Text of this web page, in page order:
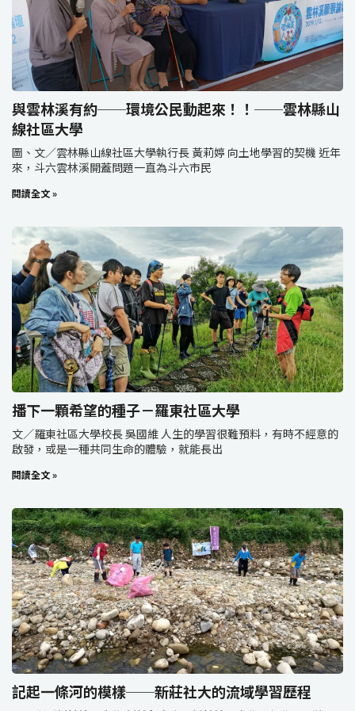
與雲林溪有約──環境公民動起來！！──雲林縣山
線社區大學
圖、文／雲林縣山線社區大學執行長 黃莉婷 向土地學習的契機 近年
來，斗六雲林溪開蓋問題一直為斗六市民
閱讀全文 »
播下一顆希望的種子－羅東社區大學
文／羅東社區大學校長 吳國維 人生的學習很難預料，有時不經意的
啟發，或是一種共同生命的體驗，就能長出
閱讀全文 »
記起一條河的模樣──新莊社大的流域學習歷程